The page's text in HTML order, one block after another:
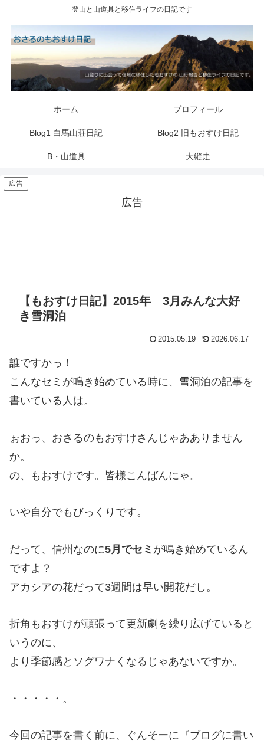
登山と山道具と移住ライフの日記です
ホーム プロフィール
Blog1 白馬山荘日記 Blog2 旧もおすけ日記
B・山道具 大縦走
広告
広告
【もおすけ日記】2015年 3月みんな大好
き雪洞泊
2015.05.19 2026.06.17
誰ですかっ！
こんなセミが鳴き始めている時に、雪洞泊の記事を
書いている人は。
ぉおっ、おさるのもおすけさんじゃあありません
か。
の、もおすけです。皆様こんばんにゃ。
いや自分でもびっくりです。
だって、信州なのに5月でセミ が鳴き始めているん
ですよ？
アカシアの花だって3週間は早い開花だし。
折角もおすけが頑張って更新劇を繰り広げていると
いうのに、
より季節感とソグワナくなるじゃあないですか。
・・・・・。
今回の記事を書く前に、ぐんそーに『ブログに書い